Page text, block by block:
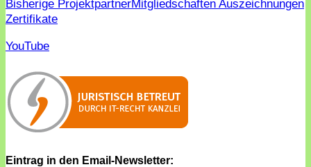
Bisherige ProjektpartnerMitgliedschaften Auszeichnungen
Zertifikate
YouTube
Eintrag in den Email-Newsletter: